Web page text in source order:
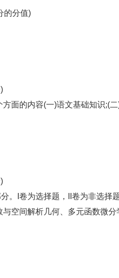
分值)
的内容(一)语文基础知识;(二)
I卷为选择题，II卷为非选择
空间解析几何、多元函数微